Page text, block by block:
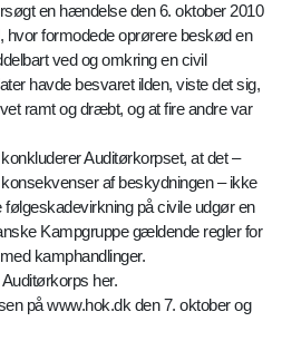
en hændelse den 6. oktober 2010
formodede oprørere beskød en
ved og omkring en civil
havde besvaret ilden, viste det sig,
ramt og dræbt, og at fire andre var
Auditørkorpset, at det –
af beskydningen – ikke
følgeskadevirkning på civile udgør en
Kampgruppe gældende regler for
kamphandlinger.
her.
på www.hok.dk den 7. oktober og